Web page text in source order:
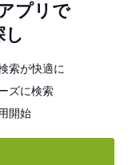
プリで
し
索が快適に
ズに検索
開始